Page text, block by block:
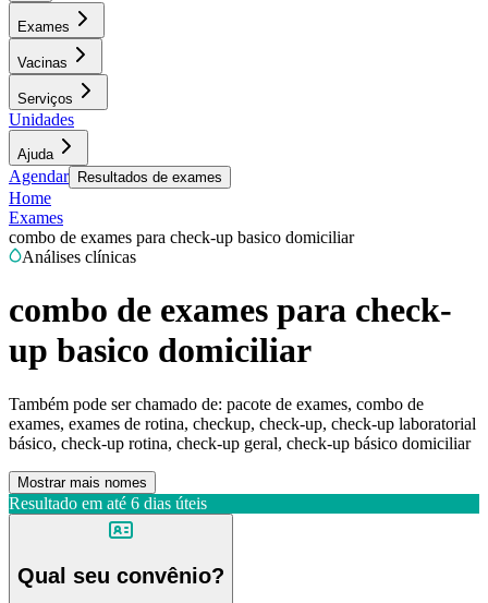
Exames
Vacinas
Serviços
Unidades
Ajuda
Agendar Resultados de exames
Home
Exames
combo de exames para check-up basico domiciliar
Análises clínicas
combo de exames para check-
up basico domiciliar
Também pode ser chamado de: pacote de exames, combo de
exames, exames de rotina, checkup, check-up, check-up laboratorial
básico, check-up rotina, check-up geral, check-up básico domiciliar
Mostrar mais nomes
Resultado em até 6 dias úteis
Qual seu convênio?